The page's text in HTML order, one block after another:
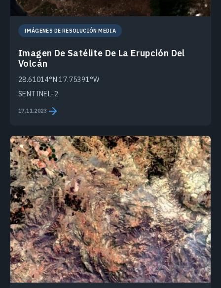
IMÁGENES DE RESOLUCIÓN MEDIA
Imagen De Satélite De La Erupción Del
Volcán
28.61014°N 17.75391°W
SENTINEL-2
17.11.2023